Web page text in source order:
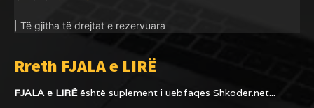
| Të gjitha të drejtat e rezervuara
Rreth FJALA e LIRË
FJALA e LIRËështë suplement i uebfaqes Shkoder.net...